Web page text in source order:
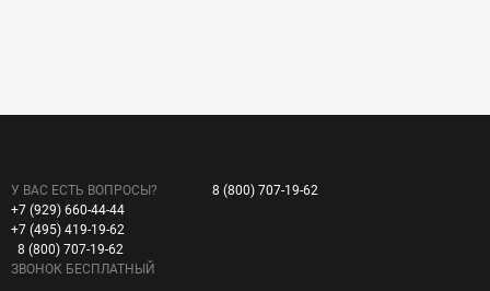
У ВАС ЕСТЬ ВОПРОСЫ?
+7 (929) 660-44-44
+7 (495) 419-19-62
8 (800) 707-19-62
ЗВОНОК БЕСПЛАТНЫЙ
8 (800) 707-19-62